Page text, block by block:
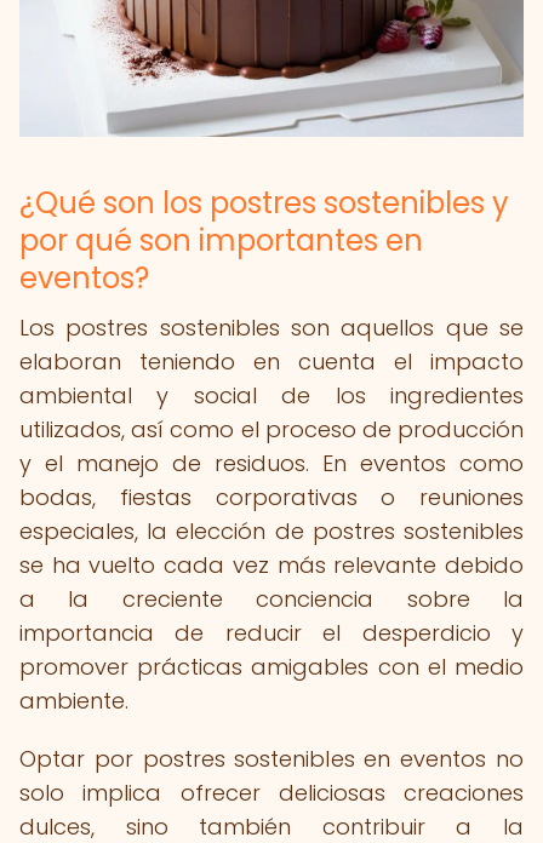
¿Qué son los postres sostenibles y
por qué son importantes en
eventos?
Los postres sostenibles son aquellos que se
elaboran teniendo en cuenta el impacto
ambiental y social de los ingredientes
utilizados, así como el proceso de producción
y el manejo de residuos. En eventos como
bodas, fiestas corporativas o reuniones
especiales, la elección de postres sostenibles
se ha vuelto cada vez más relevante debido
a la creciente conciencia sobre la
importancia de reducir el desperdicio y
promover prácticas amigables con el medio
ambiente.
Optar por postres sostenibles en eventos no
solo implica ofrecer deliciosas creaciones
dulces, sino también contribuir a la